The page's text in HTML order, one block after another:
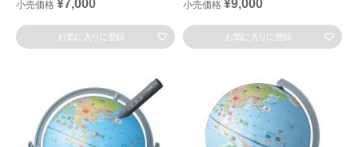
小売価格 ¥7,000
お気に入りに登録
小売価格 ¥9,000
お気に入りに登録